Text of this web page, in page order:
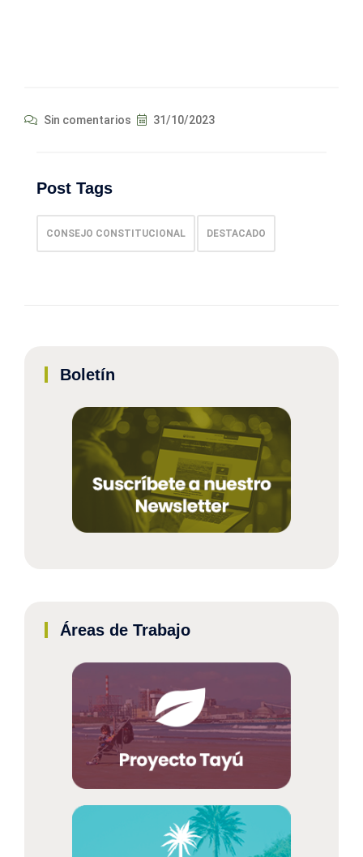
Sin comentarios 31/10/2023
Post Tags
CONSEJO CONSTITUCIONAL DESTACADO
Boletín
Áreas de Trabajo